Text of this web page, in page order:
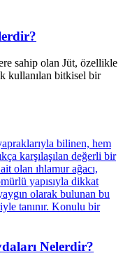
sahip olan Jüt, özellikle
kullanılan bitkisel bir
Nelerdir?